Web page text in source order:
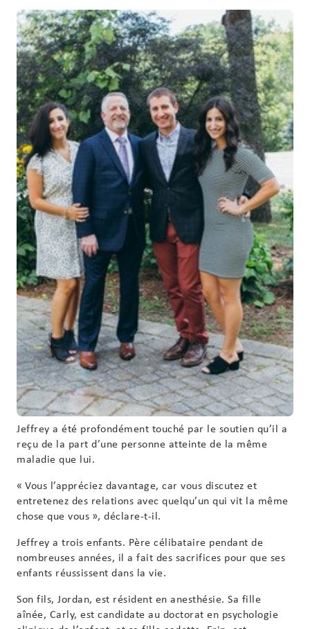
Jeffrey a été profondément touché par le soutien qu’il a
reçu de la part d’une personne atteinte de la même
maladie que lui.
« Vous l’appréciez davantage, car vous discutez et
entretenez des relations avec quelqu’un qui vit la même
chose que vous », déclare-t-il.
Jeffrey a trois enfants. Père célibataire pendant de
nombreuses années, il a fait des sacrifices pour que ses
enfants réussissent dans la vie.
Son fils, Jordan, est résident en anesthésie. Sa fille
aînée, Carly, est candidate au doctorat en psychologie